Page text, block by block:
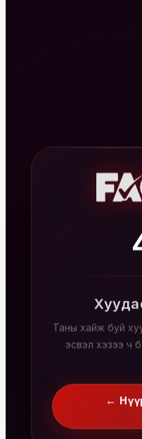
Таны хайж буй
эсвэл хэзээ ч
←